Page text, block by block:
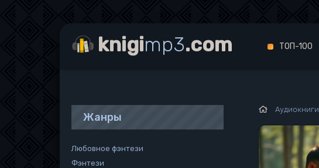
Жанры
Любовное фэнтези
Фэнтези
knigimp3.com ТОП-100